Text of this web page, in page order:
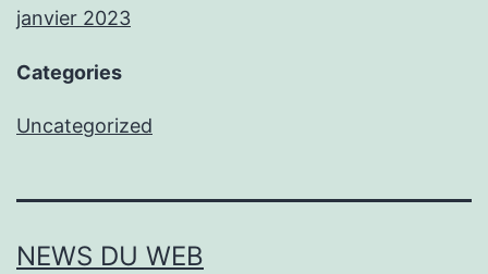
janvier 2023
Categories
Uncategorized
NEWS DU WEB